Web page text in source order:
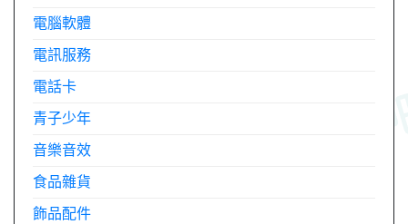
電腦軟體
電訊服務
電話卡
青子少年
音樂音效
食品雜貨
飾品配件